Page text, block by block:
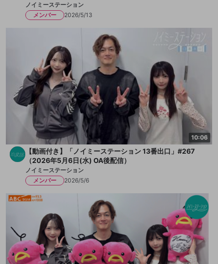
ノイミーステーション
メンバー
2026/5/13
10:06
【動画付き】「ノイミーステーション 13番出口」#267
（2026年5月6日(水) OA後配信）
ノイミーステーション
メンバー
2026/5/6